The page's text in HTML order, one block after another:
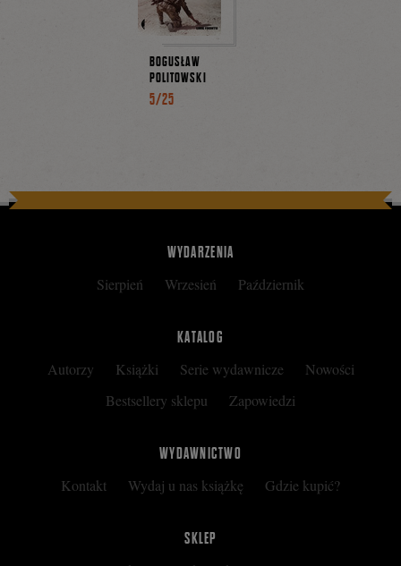
BOGUSŁAW
POLITOWSKI
5/25
WYDARZENIA
Sierpień Wrzesień Październik
KATALOG
Autorzy Książki Serie wydawnicze
Nowości
Bestsellery sklepu
Zapowiedzi
WYDAWNICTWO
Kontakt Wydaj u nas książkę Gdzie kupić?
SKLEP